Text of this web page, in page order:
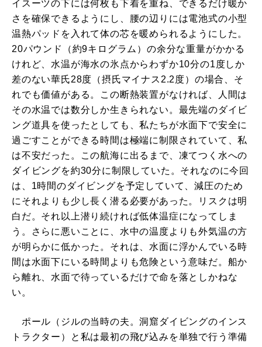
イスーツの下には何枚も下着を重ね、できるだけ暖か
さを確保できるようにし、腰の辺りには電池式の小型
温熱パッドを入れて体の芯を暖められるようにした。
20パウンド（約9キログラム）の余分な重量がかかる
けれど、水温が海水の氷点からわずか10分の1度しか
差のない華氏28度（摂氏マイナス2.2度）の場合、そ
れでも価値がある。この断熱装置がなければ、人間は
その水温では数分しか生きられない。最先端のダイビ
ング道具を使ったとしても、私たちが水面下で安全に
過ごすことができる時間は極端に制限されていて、私
は不安だった。この航海に出るまで、凍てつく水への
ダイビングを約30分に制限していた。それなのに今回
は、1時間のダイビングを予定していて、減圧のため
にそれよりも少し長く潜る必要があった。リスクは明
白だ。それ以上潜り続ければ低体温症になってしま
う。さらに悪いことに、水中の温度よりも外気温の方
が明らかに低かった。それは、水面に浮かんでいる時
間は水面下にいる時間よりも危険という意味だ。船か
ら離れ、水面で待っているだけで命を落としかねな
い。
ポール（ジルの当時の夫。洞窟ダイビングのインス
トラクター）と私は最初の飛び込みを単独で行う準備